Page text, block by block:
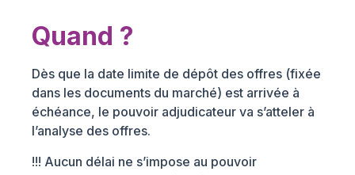
Quand ?
Dès que la date limite de dépôt des offres (fixée
dans les documents du marché) est arrivée à
échéance, le pouvoir adjudicateur va s’atteler à
l’analyse des offres.
!!! Aucun délai ne s’impose au pouvoir